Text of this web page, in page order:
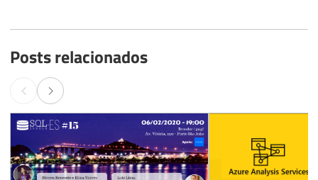
Posts relacionados